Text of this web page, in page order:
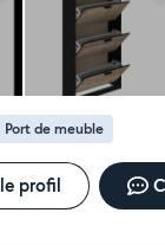
Port de meuble
profil